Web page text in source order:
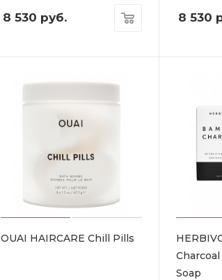
8 530 руб. 8 530
OUAI HAIRCARE Chill Pills
Soap